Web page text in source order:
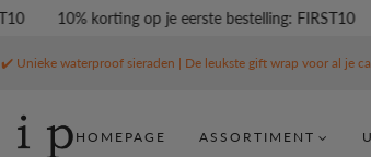
10% korting op je eerste bestelling: FIRST10
✔️ Unieke waterproof sieraden | De leukste gift wrap voor al je
HOMEPAGE ASSORTIMENT